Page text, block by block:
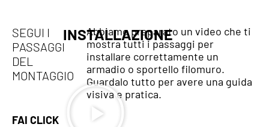
SEGUI I
PASSAGGI
DEL
MONTAGGIO
INSTALLAZIONE
Abbiamo preparato un video che ti
mostra tutti i passaggi per
installare correttamente un
armadio o sportello filomuro.
Guardalo tutto per avere una guida
visiva e pratica.
FAI CLICK